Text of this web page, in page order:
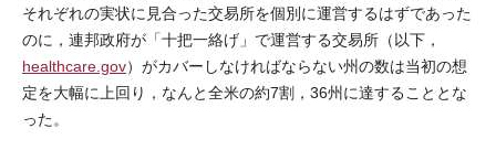
それぞれの実状に見合った交易所を個別に運営するはずであった
のに，連邦政府が「十把一絡げ」で運営する交易所（以下，
healthcare.gov）がカバーしなければならない州の数は当初の想
定を大幅に上回り，なんと全米の約7割，36州に達することとな
った。